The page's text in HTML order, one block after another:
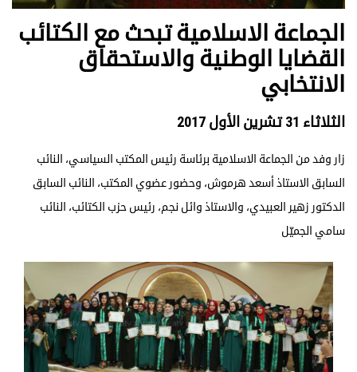
الجماعة الاسلامية تبحث مع الكتائب
القضايا الوطنية والاستحقاق
الانتخابي
الثلاثاء 31 تشرين الأول 2017
زار وفد من الجماعة الاسلامية برئاسة رئيس المكتب السياسي، النائب
السابق الاستاذ أسعد هرموش، وحضور عضوي المكتب، النائب السابق
الدكتور زهير العبيدي، والاستاذ وائل نجم، رئيس حزب الكتائب، النائب
سامي الجميّل